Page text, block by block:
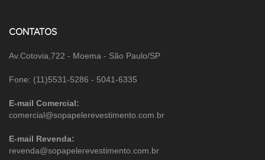
CONTATOS
Av.Cotovia,722 - Moema - São Paulo/SP
Fone: (11)5531-5286 - 5041-6335
E-mail Comercial:
comercial@sopapelerevestimento.com.br
E-mail Revenda:
revenda@sopapelerevestimento.com.br